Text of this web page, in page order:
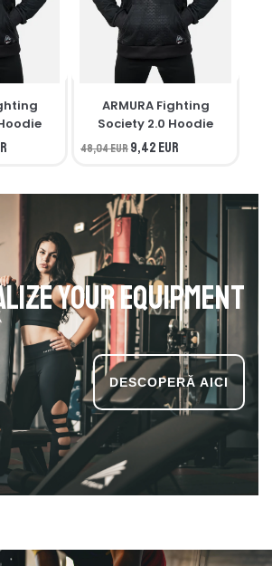
ARMURA Fighting
Society 2.0 Hoodie
48,04 EUR9,42 EUR
your equipment